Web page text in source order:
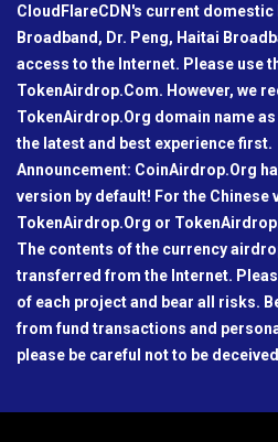
CloudFlareCDN's current domestic
Broadband, Dr. Peng, Haitai
access to the Internet. Please use
TokenAirdrop.Com. However, we
TokenAirdrop.Org domain name
the latest and best experience first.
Announcement: CoinAirdrop.Org
version by default! For the Chinese
TokenAirdrop.Org or
The contents of the currency
transferred from the Internet.
of each project and bear all risks.
from fund transactions and
please be careful not to be